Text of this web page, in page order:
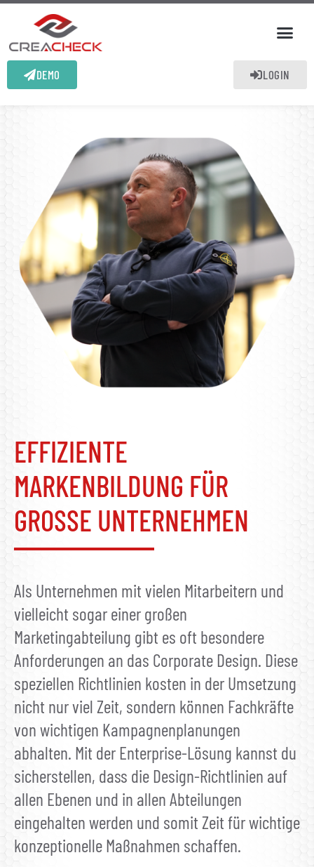
DEMO LOGIN
EFFIZIENTE
MARKENBILDUNG FÜR
GROSSE UNTERNEHMEN
Als Unternehmen mit vielen Mitarbeitern und
vielleicht sogar einer großen
Marketingabteilung gibt es oft besondere
Anforderungen an das Corporate Design. Diese
speziellen Richtlinien kosten in der Umsetzung
nicht nur viel Zeit, sondern können Fachkräfte
von wichtigen Kampagnenplanungen
abhalten. Mit der Enterprise-Lösung kannst du
sicherstellen, dass die Design-Richtlinien auf
allen Ebenen und in allen Abteilungen
eingehalten werden und somit Zeit für wichtige
konzeptionelle Maßnahmen schaffen.